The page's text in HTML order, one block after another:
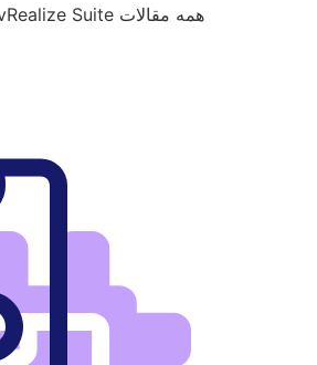
همه مقالات vRealize Suite